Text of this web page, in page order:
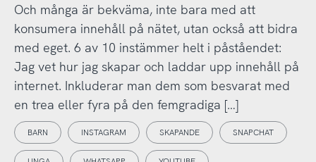
Och många är bekväma, inte bara med att
konsumera innehåll på nätet, utan också att bidra
med eget. 6 av 10 instämmer helt i påståendet:
Jag vet hur jag skapar och laddar upp innehåll på
internet. Inkluderar man dem som besvarat med
en trea eller fyra på den femgradiga […]
BARN INSTAGRAM SKAPANDE SNAPCHAT